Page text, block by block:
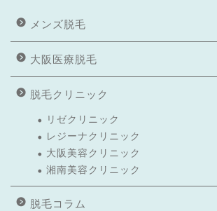
メンズ脱毛
大阪医療脱毛
脱毛クリニック
リゼクリニック
レジーナクリニック
大阪美容クリニック
湘南美容クリニック
脱毛コラム